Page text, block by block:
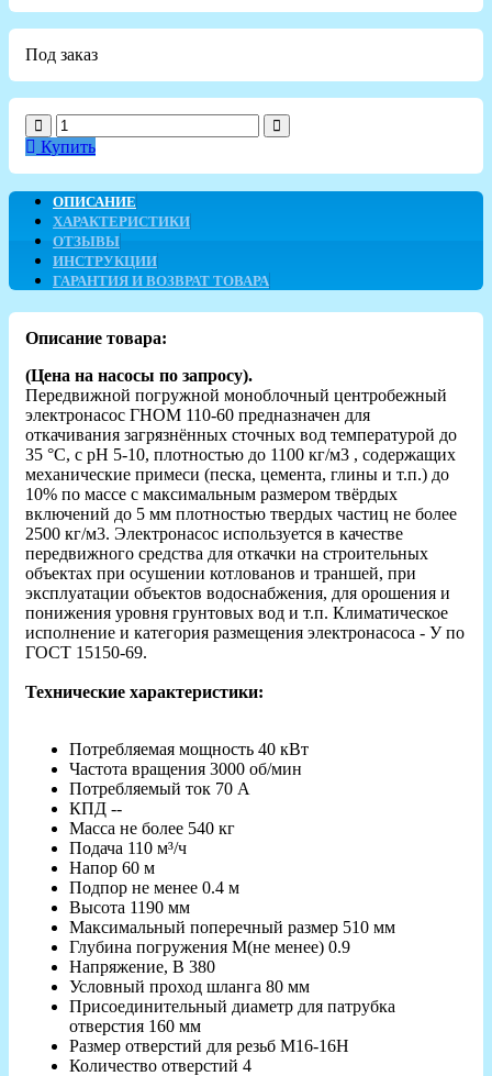
Под заказ
Купить
ОПИСАНИЕ
ХАРАКТЕРИСТИКИ
ОТЗЫВЫ
ИНСТРУКЦИИ
ГАРАНТИЯ И ВОЗВРАТ ТОВАРА
Описание товара:
(Цена на насосы по запросу).
Передвижной погружной моноблочный центробежный
электронасос ГНОМ 110-60 предназначен для
откачивания загрязнённых сточных вод температурой до
35 °С, с рН 5-10, плотностью до 1100 кг/м3 , содержащих
механические примеси (песка, цемента, глины и т.п.) до
10% по массе с максимальным размером твёрдых
включений до 5 мм плотностью твердых частиц не более
2500 кг/м3. Электронасос используется в качестве
передвижного средства для откачки на строительных
объектах при осушении котлованов и траншей, при
эксплуатации объектов водоснабжения, для орошения и
понижения уровня грунтовых вод и т.п. Климатическое
исполнение и категория размещения электронасоса - У по
ГОСТ 15150-69.
Технические характеристики:
Потребляемая мощность 40 кВт
Частота вращения 3000 об/мин
Потребляемый ток 70 А
КПД --
Масса не более 540 кг
Подача 110 м³/ч
Напор 60 м
Подпор не менее 0.4 м
Высота 1190 мм
Максимальный поперечный размер 510 мм
Глубина погружения М(не менее) 0.9
Напряжение, В 380
Условный проход шланга 80 мм
Присоединительный диаметр для патрубка
отверстия 160 мм
Размер отверстий для резьб M16-16H
Количество отверстий 4